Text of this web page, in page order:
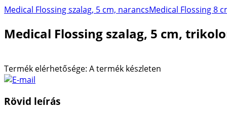
Medical Flossing szalag, 5 cm, narancsMedical Flossing 8
Medical Flossing szalag, 5 cm,
Termék elérhetősége: A termék készleten
Rövid leírás